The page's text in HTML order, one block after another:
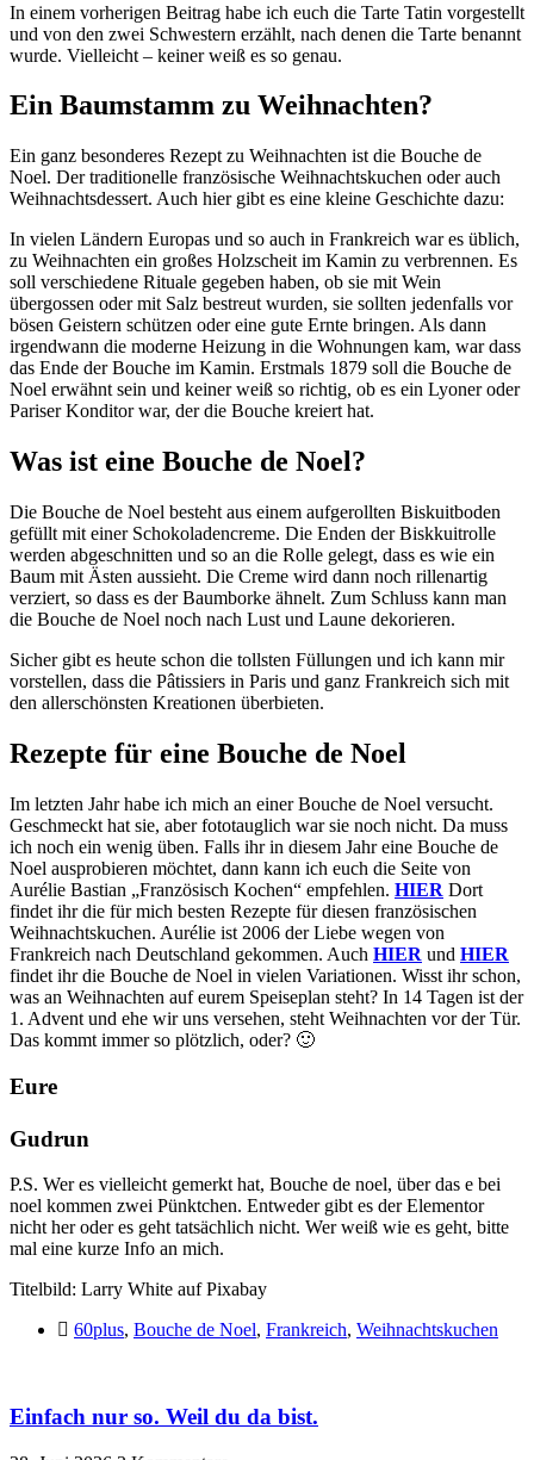
In einem vorherigen Beitrag habe ich euch die Tarte Tatin vorgestellt
und von den zwei Schwestern erzählt, nach denen die Tarte benannt
wurde. Vielleicht – keiner weiß es so genau.
Ein Baumstamm zu Weihnachten?
Ein ganz besonderes Rezept zu Weihnachten ist die Bouche de
Noel. Der traditionelle französische Weihnachtskuchen oder auch
Weihnachtsdessert. Auch hier gibt es eine kleine Geschichte dazu:
In vielen Ländern Europas und so auch in Frankreich war es üblich,
zu Weihnachten ein großes Holzscheit im Kamin zu verbrennen. Es
soll verschiedene Rituale gegeben haben, ob sie mit Wein
übergossen oder mit Salz bestreut wurden, sie sollten jedenfalls vor
bösen Geistern schützen oder eine gute Ernte bringen. Als dann
irgendwann die moderne Heizung in die Wohnungen kam, war dass
das Ende der Bouche im Kamin. Erstmals 1879 soll die Bouche de
Noel erwähnt sein und keiner weiß so richtig, ob es ein Lyoner oder
Pariser Konditor war, der die Bouche kreiert hat.
Was ist eine Bouche de Noel?
Die Bouche de Noel besteht aus einem aufgerollten Biskuitboden
gefüllt mit einer Schokoladencreme. Die Enden der Biskkuitrolle
werden abgeschnitten und so an die Rolle gelegt, dass es wie ein
Baum mit Ästen aussieht. Die Creme wird dann noch rillenartig
verziert, so dass es der Baumborke ähnelt. Zum Schluss kann man
die Bouche de Noel noch nach Lust und Laune dekorieren.
Sicher gibt es heute schon die tollsten Füllungen und ich kann mir
vorstellen, dass die Pâtissiers in Paris und ganz Frankreich sich mit
den allerschönsten Kreationen überbieten.
Rezepte für eine Bouche de Noel
Im letzten Jahr habe ich mich an einer Bouche de Noel versucht.
Geschmeckt hat sie, aber fototauglich war sie noch nicht. Da muss
ich noch ein wenig üben. Falls ihr in diesem Jahr eine Bouche de
Noel ausprobieren möchtet, dann kann ich euch die Seite von
Aurélie Bastian „Französisch Kochen“ empfehlen. HIER Dort
findet ihr die für mich besten Rezepte für diesen französischen
Weihnachtskuchen. Aurélie ist 2006 der Liebe wegen von
Frankreich nach Deutschland gekommen. Auch HIER und HIER
findet ihr die Bouche de Noel in vielen Variationen. Wisst ihr schon,
was an Weihnachten auf eurem Speiseplan steht? In 14 Tagen ist der
1. Advent und ehe wir uns versehen, steht Weihnachten vor der Tür.
Das kommt immer so plötzlich, oder? 🙂
Eure
Gudrun
P.S. Wer es vielleicht gemerkt hat, Bouche de noel, über das e bei
noel kommen zwei Pünktchen. Entweder gibt es der Elementor
nicht her oder es geht tatsächlich nicht. Wer weiß wie es geht, bitte
mal eine kurze Info an mich.
Titelbild: Larry White auf Pixabay
60plus, Bouche de Noel, Frankreich, Weihnachtskuchen
Einfach nur so. Weil du da bist.